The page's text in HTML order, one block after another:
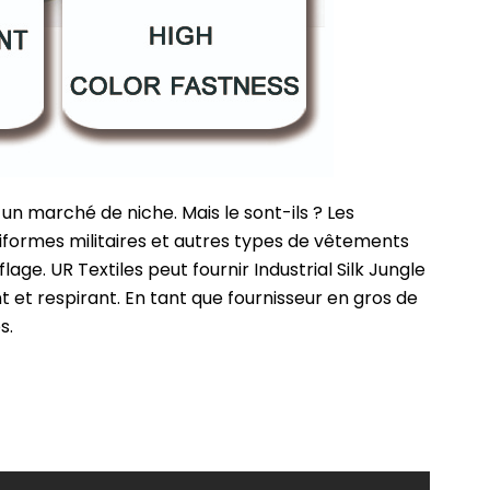
marché de niche. Mais le sont-ils ? Les
militaires et autres types de vêtements
UR Textiles peut fournir Industrial Silk Jungle
et respirant. En tant que fournisseur en gros de